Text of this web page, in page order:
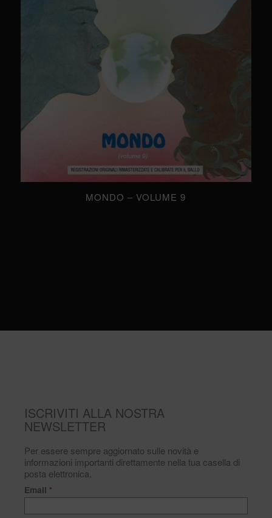
MONDO – VOLUME 9
ISCRIVITI ALLA NOSTRA
NEWSLETTER
Per essere sempre aggiornato sulle novità e
informazioni importanti direttamente nella tua casella di
posta elettronica.
Email *